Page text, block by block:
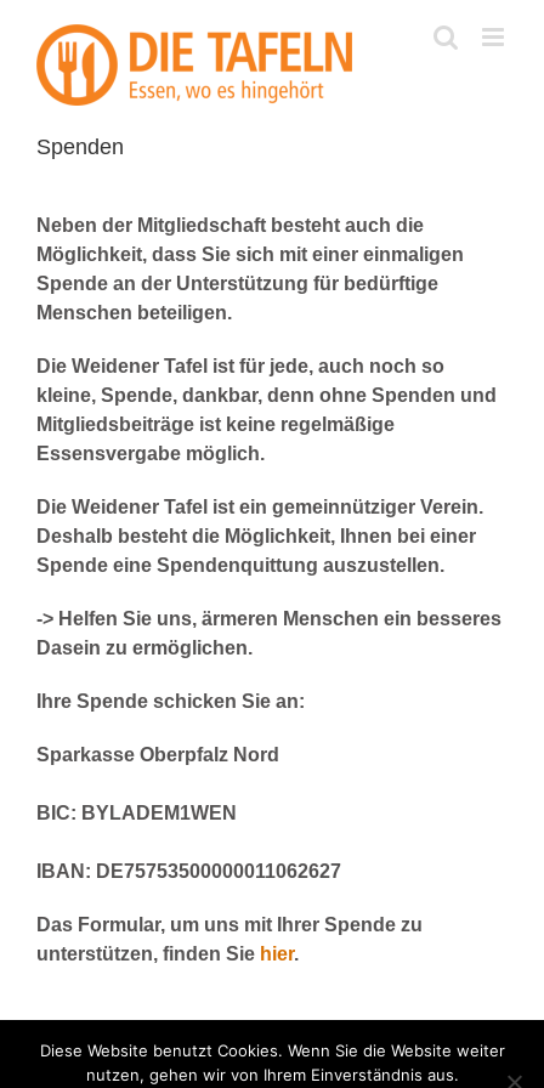
springen
Spenden
Neben der Mitgliedschaft besteht auch die
Möglichkeit, dass Sie sich mit einer einmaligen
Spende an der Unterstützung für bedürftige
Menschen beteiligen.
Die Weidener Tafel ist für jede, auch noch so
kleine, Spende, dankbar, denn ohne Spenden und
Mitgliedsbeiträge ist keine regelmäßige
Essensvergabe möglich.
Die Weidener Tafel ist ein gemeinnütziger Verein.
Deshalb besteht die Möglichkeit, Ihnen bei einer
Spende eine Spenden­quittung auszustellen.
-> Helfen Sie uns, ärmeren Menschen ein besseres
Dasein zu ermöglichen.
Ihre Spende schicken Sie an:
Sparkasse Oberpfalz Nord
BIC: BYLADEM1WEN
IBAN: DE75753500000011062627
Das Formular, um uns mit Ihrer Spende zu
unterstützen, finden Sie hier.
Diese Website benutzt Cookies. Wenn Sie die Website weiter
nutzen, gehen wir von Ihrem Einverständnis aus.